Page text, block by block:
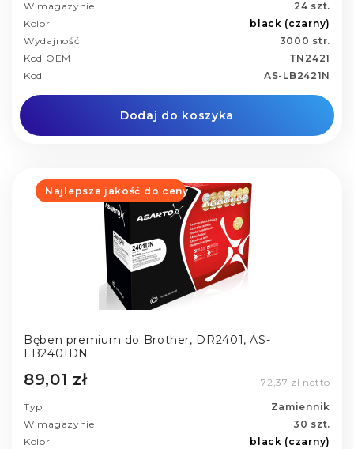
W magazynie
24 szt.
Kolor
black (czarny)
Wydajność
3000 str.
Kod OEM
TN2421
Kod
AS-LB2421N
Dodaj do koszyka
Najlepsza jakość do ceny
Bęben premium do Brother, DR2401, AS-
LB2401DN
89,01 zł 72,37 zł netto
Typ
Zamiennik
W magazynie
30 szt.
Kolor
black (czarny)